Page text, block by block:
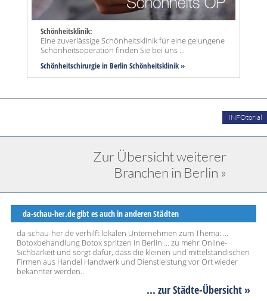
Schönheitsklinik:
Eine zuverlässige Schönheitsklinik für eine gelungene
Schönheitsoperation finden Sie bei uns ...
Schönheitschirurgie in Berlin Schönheitsklinik »
INFOtorial
Zur Übersicht weiterer
Branchen in Berlin »
da-schau-her.de gibt es auch in anderen Städten
da-schau-her.de verhilft lokalen Unternehmen zum Thema: ...
Botoxbehandlung Botox spritzen in Berlin ... zu mehr Online-
Sichbarkeit und sorgt dafür, dass die kleinen und mittelständischen
Firmen aus Handel Handwerk und Dienstleistung vor Ort wieder
bekannter werden..
... zur Städte-Übersicht »